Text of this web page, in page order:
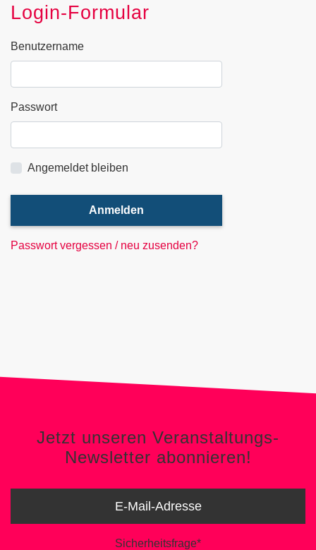
Login-Formular
Benutzername
Passwort
Angemeldet bleiben
Anmelden
Passwort vergessen / neu zusenden?
Jetzt unseren Veranstaltungs-
Newsletter abonnieren!
Sicherheitsfrage*